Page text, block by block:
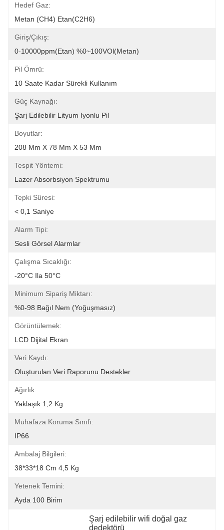
Hedef Gaz:
Metan (CH4) Etan(C2H6)
Giriş/çıkış:
0-10000ppm(Etan) %0~100VOl(Metan)
Pil Ömrü:
10 Saate Kadar Sürekli Kullanım
Güç Kaynağı:
Şarj Edilebilir Lityum Iyonlu Pil
Boyutlar:
208 Mm X 78 Mm X 53 Mm
Tespit Yöntemi:
Lazer Absorbsiyon Spektrumu
Tepki Süresi:
< 0,1 Saniye
Alarm Tipi:
Sesli Görsel Alarmlar
Çalışma Sıcaklığı:
-20°C Ila 50°C
Minimum Sipariş Miktarı:
%0-98 Bağıl Nem (yoğuşmasız)
Görüntülemek:
LCD Dijital Ekran
Veri Kaydı:
Oluşturulan Veri Raporunu Destekler
Ağırlık:
Yaklaşık 1,2 Kg
Muhafaza Koruma Sınıfı:
IP66
Ambalaj Bilgileri:
38*33*18 Cm 4,5 Kg
Yetenek Temini:
Ayda 100 Birim
Şarj edilebilir wifi doğal gaz
dedektörü